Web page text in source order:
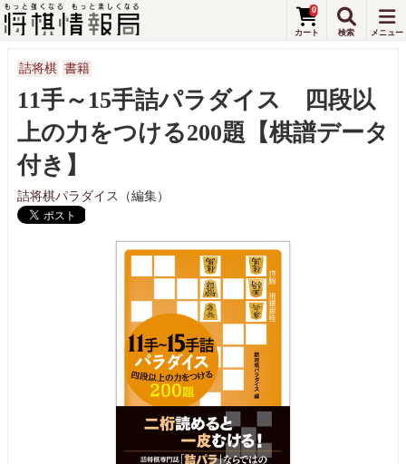
0
詰将棋 書籍
11手～15手詰パラダイス 四段以
上の力をつける200題【棋譜データ
付き】
詰将棋パラダイス （編集）